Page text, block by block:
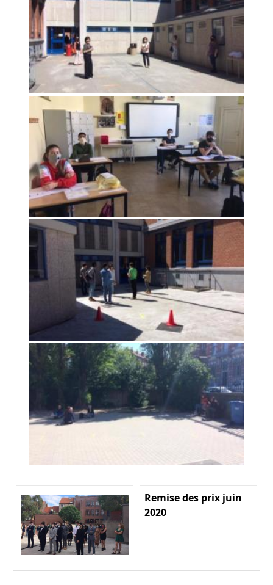
Remise des prix juin
2020